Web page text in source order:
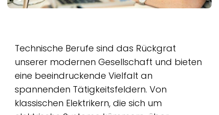
Technische Berufe sind das Rückgrat
unserer modernen Gesellschaft und bieten
eine beeindruckende Vielfalt an
spannenden Tätigkeitsfeldern. Von
klassischen Elektrikern, die sich um